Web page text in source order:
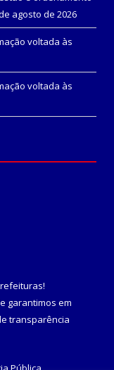
agosto de 2026
voltada às
voltada às
!
garantimos em
transparência